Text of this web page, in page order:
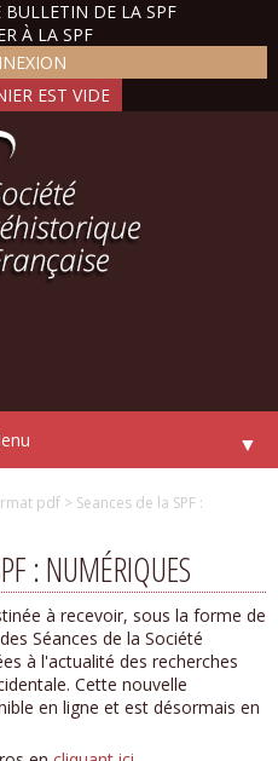
BULLETIN DE LA SPF
À LA SPF
▼
pdf > Seances de la SPF :
: NUMÉRIQUES
à recevoir, sous la forme de
Séances de la Société
à l'actualité des recherches
Cette nouvelle
en ligne et est désormais en